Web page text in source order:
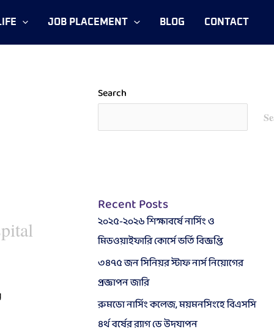
JOB PLACEMENT BLOG CONTACT
Search
Recent Posts
২০২৫-২০২৬ শিক্ষাবর্ষে নার্সিং ও
মিডওয়াইফারি কোর্সে ভর্তি বিজ্ঞপ্তি
৩৪৭৫ জন সিনিয়র স্টাফ নার্স নিয়োগের
প্রজ্ঞাপন জারি
রুমডো নার্সিং কলেজ, ময়মনসিংহে বিএসসি
৪র্থ বর্ষের র‍্যাগ ডে উদযাপন